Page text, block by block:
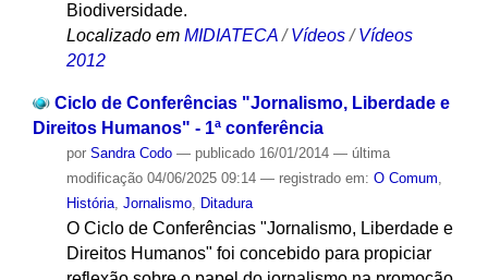
Biodiversidade.
Localizado em MIDIATECA /Vídeos /Vídeos
2012
Ciclo de Conferências "Jornalismo, Liberdade e
Direitos Humanos" - 1ª conferência
por Sandra Codo — publicado16/01/2014 — última
modificação04/06/2025 09:14 — registrado em: O Comum,
História, Jornalismo, Ditadura
O Ciclo de Conferências "Jornalismo, Liberdade e
Direitos Humanos" foi concebido para propiciar